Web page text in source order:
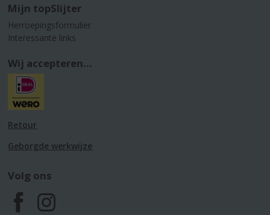
Mijn topSlijter
Herroepingsformulier
Interessante links
Wij accepteren...
Retour
Geborgde werkwijze
Volg ons
F I